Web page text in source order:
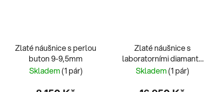
Zlaté náušnice s perlou
buton 9-9,5mm
Skladem(1 pár)
Zlaté náušnice s
laboratorními diamanty
0,5ct
Skladem(1 pár)